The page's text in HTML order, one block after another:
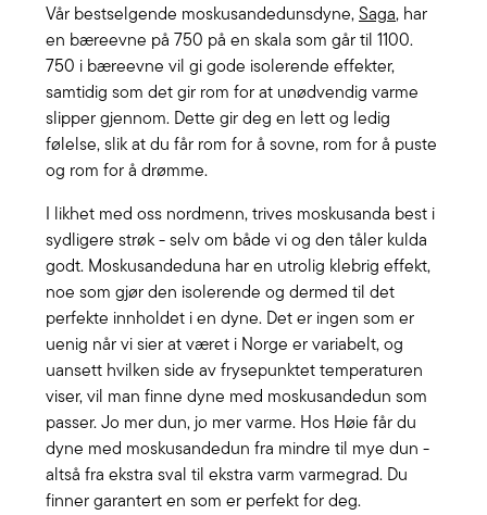
Vår bestselgende moskusandedunsdyne,Saga, har
en bæreevne på 750 på en skala som går til 1100.
750 i bæreevne vil gi gode isolerende effekter,
samtidig som det gir rom for at unødvendig varme
slipper gjennom. Dette gir deg en lett og ledig
følelse, slik at du får rom for å sovne, rom for å puste
og rom for å drømme.
I likhet med oss nordmenn, trives moskusanda best i
sydligere strøk - selv om både vi og den tåler kulda
godt. Moskusandeduna har en utrolig klebrig effekt,
noe som gjør den isolerende og dermed til det
perfekte innholdet i en dyne. Det er ingen som er
uenig når vi sier at været i Norge er variabelt, og
uansett hvilken side av frysepunktet temperaturen
viser, vil man finne dyne med moskusandedun som
passer. Jo mer dun, jo mer varme. Hos Høie får du
dyne med moskusandedun fra mindre til mye dun -
altså fra ekstra sval til ekstra varm varmegrad. Du
finner garantert en som er perfekt for deg.